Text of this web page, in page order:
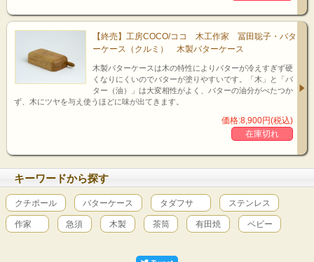
【終売】工房COCO/ココ 木工作家 冨田聡子・バタ
ーケース（クルミ） 木製バターケース
木製バターケースは木の特性によりバターが冷えすぎず硬
くなりにくいのでバターが塗りやすいです。「木」と「バ
ター（油）」は大変相性がよく、バターの油分がべたつか
ず、木にツヤを与え使うほどに味が出てきます。
価格:8,900円(税込)
在庫切れ
キーワードから探す
クチポール バターケース タダフサ ステンレス
作家 急須 木製 茶筒 有田焼 ベビー